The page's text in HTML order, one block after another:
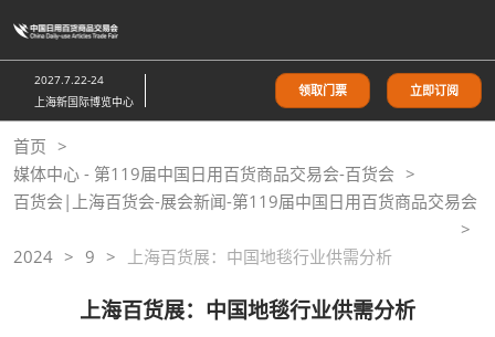
接
跳
至
内
容
2027.7.22-24
上海新国际博览中心
领取门票 立即订阅
首页
媒体中心 - 第119届中国日用百货商品交易会-百货会
百货会|上海百货会-展会新闻-第119届中国日用百货商品交易会
2024 9 上海百货展：中国地毯行业供需分析
上海百货展：中国地毯行业供需分析